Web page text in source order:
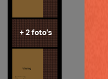
+ 2 foto’s